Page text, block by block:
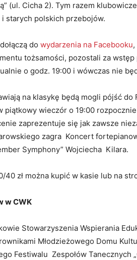
(ul. Cicha 2). Tym razem
starych polskich przebojów.
do wydarzenia na Facebooku
tożsamości, pozostali za wstęp
o godz. 19:00 i wówczas nie
na klasykę będą mogli pójść
piątkowy wieczór o 19:00
zaprezentuje się jak zawsze
zagra Koncert
Symphony” Wojciecha Kilara.
40 zł można kupić w kasie lub na
w CWK
Stowarzyszenia Wspierania
Młodzieżowego Domu
Festiwalu Zespołów Tanecznych